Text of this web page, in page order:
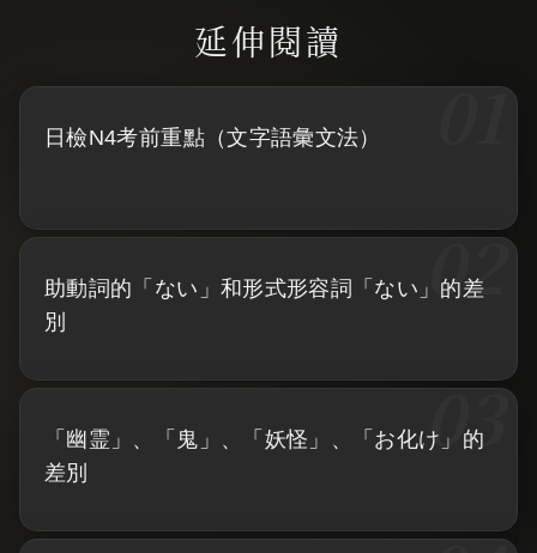
日檢N4考前重點（文字語彙文法）
助動詞的「ない」和形式形容詞「ない」的差
別
「幽霊」、「鬼」、「妖怪」、「お化け」的
差別